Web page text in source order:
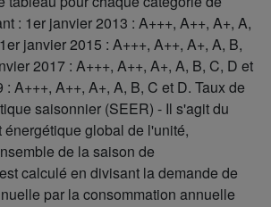
: 1er janvier 2013 : A+++, A++, A+, A,
janvier 2015 : A+++, A++, A+, A, B,
2017 : A+++, A++, A+, A, B, C, D et
A+++, A++, A+, A, B, C et D. Taux de
saisonnier (SEER) - Il s'agit du
énergétique global de l'unité,
de la saison de
calculé en divisant la demande de
par la consommation annuelle